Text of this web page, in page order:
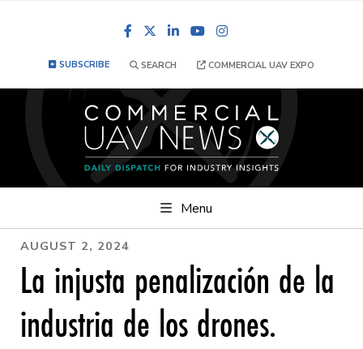
FacebookLinkedInYouTube
SUBSCRIBE SEARCH COMMERCIAL UAV EXPO
Menu
AUGUST 2, 2024
La injusta penalización de la
industria de los drones.